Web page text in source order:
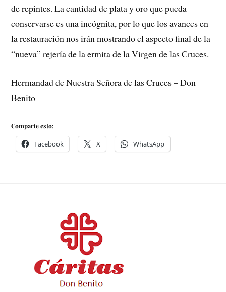
de repintes. La cantidad de plata y oro que pueda
conservarse es una incógnita, por lo que los avances en
la restauración nos irán mostrando el aspecto final de la
“nueva” rejería de la ermita de la Virgen de las Cruces.
Hermandad de Nuestra Señora de las Cruces – Don
Benito
Comparte esto:
Facebook X WhatsApp